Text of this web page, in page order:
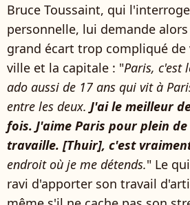
Bruce Toussaint, qui
personnelle, lui demande
grand écart trop compliqué
ville et la capitale : "Paris, c'est
ado aussi de 17 ans qui vit à
entre les deux. J'ai le meilleur
fois. J'aime Paris pour plein
travaille. [Thuir], c'est
endroit où je me détends." Le
ravi d'apporter son travail